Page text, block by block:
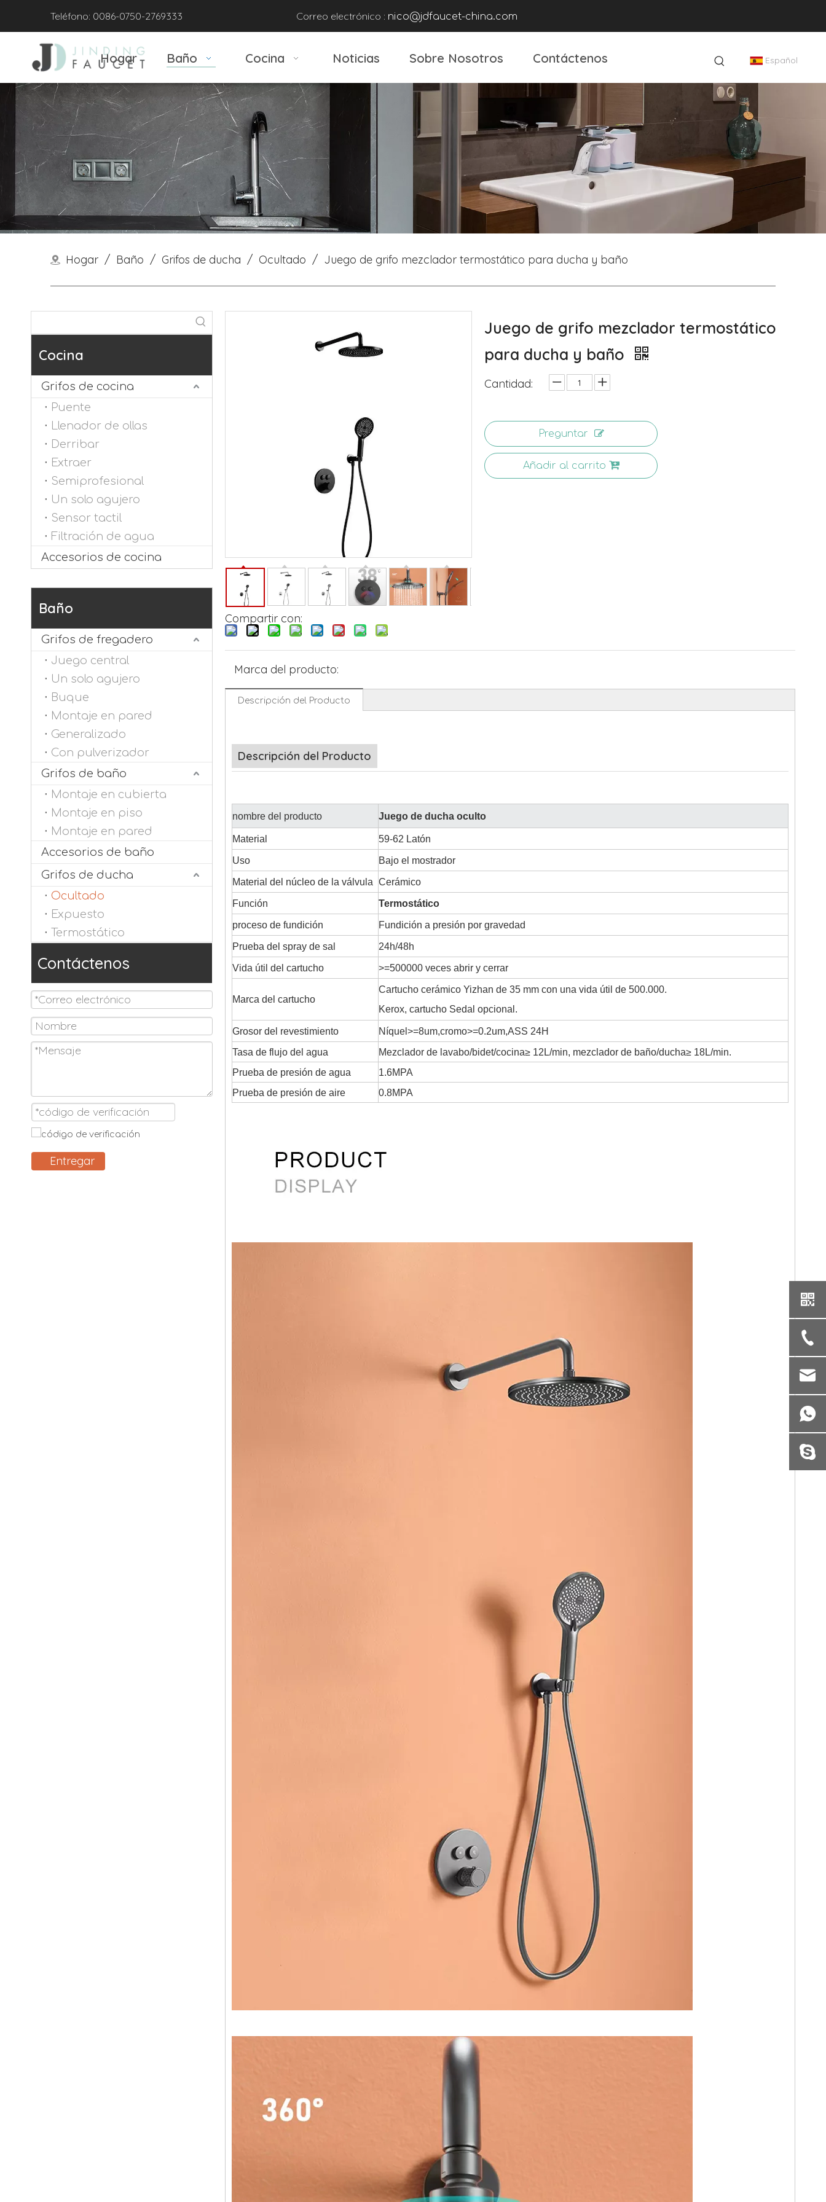
Teléfono: 0086-0750-2769333 Correo electrónico : nico@jdfaucet-china.com
Hogar Baño Cocina Noticias Sobre Nosotros Contáctenos Español
Hogar / Baño / Grifos de ducha / Ocultado / Juego de grifo mezclador termostático para ducha y baño
Cocina
Grifos de cocina
Puente
Llenador de ollas
Derribar
Extraer
Semiprofesional
Un solo agujero
Sensor tactil
Filtración de agua
Accesorios de cocina
Baño
Grifos de fregadero
Juego central
Un solo agujero
Buque
Montaje en pared
Generalizado
Con pulverizador
Grifos de baño
Montaje en cubierta
Montaje en piso
Montaje en pared
Accesorios de baño
Grifos de ducha
Ocultado
Expuesto
Termostático
Contáctenos
Entregar
Compartir con:
Juego de grifo mezclador termostático
para ducha y baño
Cantidad:
Preguntar
Añadir al carrito
Marca del producto:
Descripción del Producto
Descripción del Producto
nombre del producto Juego de ducha oculto
Material 59-62 Latón
Uso Bajo el mostrador
Material del núcleo de la válvula Cerámico
Función Termostático
proceso de fundición Fundición a presión por gravedad
Prueba del spray de sal 24h/48h
Vida útil del cartucho >=500000 veces abrir y cerrar
Marca del cartucho
Cartucho cerámico Yizhan de 35 mm con una vida útil de 500.000.
Kerox, cartucho Sedal opcional.
Grosor del revestimiento
Níquel>=8um,cromo>=0.2um,ASS 24H
Tasa de flujo del agua
Mezclador de lavabo/bidet/cocina≥ 12L/min, mezclador de baño/ducha≥ 18L/min.
Prueba de presión de agua
1.6MPA
Prueba de presión de aire
0.8MPA